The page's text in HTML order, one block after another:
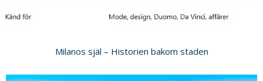
Milanos själ – Historien bakom staden